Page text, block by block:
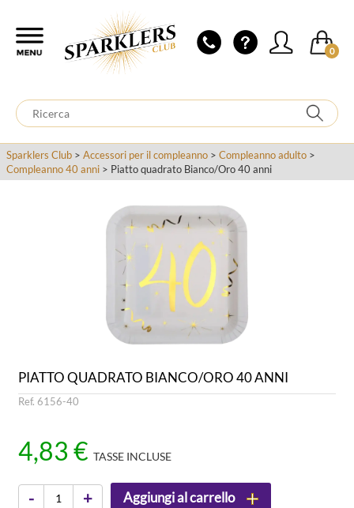
0
Sparklers Club > Accessori per il compleanno > Compleanno adulto >
Compleanno 40 anni > Piatto quadrato Bianco/Oro 40 anni
PIATTO QUADRATO BIANCO/ORO 40 ANNI
Ref. 6156-40
4,83 € TASSE INCLUSE
- + Aggiungi al carrello